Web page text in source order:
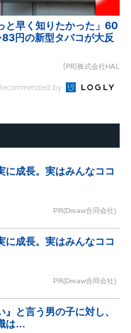
と早く知りたかった」60
円の新型タバコが大反
[PR]株式会社HAL
by
に成長。実はみんなココ
PR(Dreaw合同会社)
に成長。実はみんなココ
PR(Dreaw合同会社)
』と言う男の子に対し、
は…